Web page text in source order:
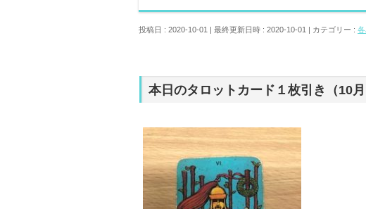
投稿日 : 2020-10-01 最終更新日時 : 2020-10-01 カテゴリー :
本日のタロットカード１枚引き（10